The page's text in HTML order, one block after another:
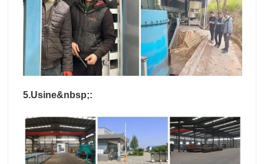
5.Usine&nbsp;: